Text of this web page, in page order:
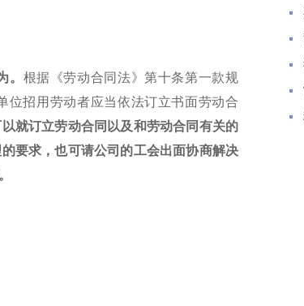
。 根据《劳动合同法》第十条第一款规
位招用劳动者应当依法订立书面劳动合
就订立劳动合同以及和劳动合同有关的
要求，也可请公司的工会出面协商解决